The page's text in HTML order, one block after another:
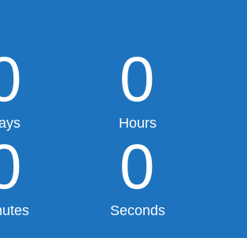
0
Hours
0
Seconds